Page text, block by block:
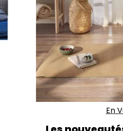
En